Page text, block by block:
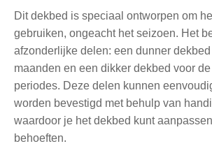
Dit dekbed is speciaal ontworpen om
gebruiken, ongeacht het seizoen. Het
afzonderlijke delen: een dunner
maanden en een dikker dekbed voor
periodes. Deze delen kunnen
worden bevestigd met behulp van
waardoor je het dekbed kunt
behoeften.